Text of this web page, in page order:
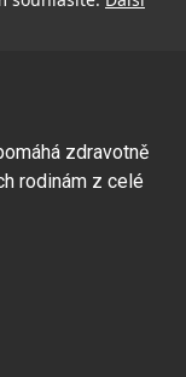
zdravotně
rodinám z celé